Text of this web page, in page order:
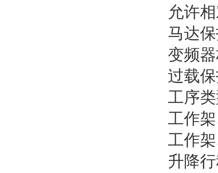
允许
马达
变频器
过载
工序
工作
工作
升降